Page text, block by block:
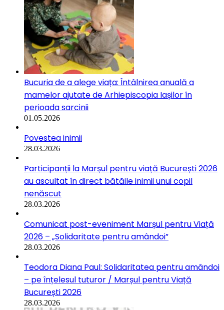
Bucuria de a alege viața: Întâlnirea anuală a
mamelor ajutate de Arhiepiscopia Iașilor în
perioada sarcinii
01.05.2026
Povestea inimii
28.03.2026
Participanții la Marșul pentru viață București 2026
au ascultat în direct bătăile inimii unui copil
nenăscut
28.03.2026
Comunicat post-eveniment Marșul pentru Viață
2026 – „Solidaritate pentru amândoi”
28.03.2026
Teodora Diana Paul: Solidaritatea pentru amândoi
– pe înțelesul tuturor / Marșul pentru Viață
București 2026
28.03.2026